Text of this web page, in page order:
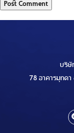
บริษั
78 อาคารมุกด